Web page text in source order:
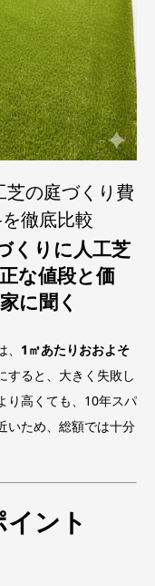
芝の庭づくり費
徹底比較
くりに人工芝
な値段と価
に聞く
1㎡あたりおおよそ
すると、大きく失敗し
り高くても、10年スパ
いため、総額では十分
ント